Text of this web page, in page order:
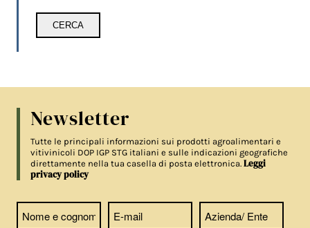
Newsletter
Tutte le principali informazioni sui prodotti agroalimentari e
vitivinicoli DOP IGP STG italiani e sulle indicazioni geografiche
direttamente nella tua casella di posta elettronica.Leggi
privacy policy